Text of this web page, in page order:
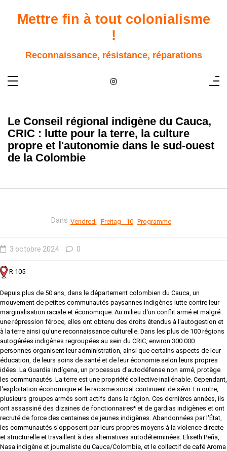
contenuMettre fin à tout colonialisme
!
Reconnaissance, résistance, réparations
Le Conseil régional indigène du Cauca,
CRIC : lutte pour la terre, la culture
propre et l'autonomie dans le sud-ouest
de la Colombie
Dans Vendredi Freitag - 10 Programme
3 octobre 2024 0
R 105
Depuis plus de 50 ans, dans le département colombien du Cauca, un
mouvement de petites communautés paysannes indigènes lutte contre leur
marginalisation raciale et économique. Au milieu d'un conflit armé et malgré
une répression féroce, elles ont obtenu des droits étendus à l'autogestion et
à la terre ainsi qu'une reconnaissance culturelle. Dans les plus de 100 régions
autogérées indigènes regroupées au sein du CRIC, environ 300.000
personnes organisent leur administration, ainsi que certains aspects de leur
éducation, de leurs soins de santé et de leur économie selon leurs propres
idées. La Guardia Indígena, un processus d'autodéfense non armé, protège
les communautés. La terre est une propriété collective inaliénable. Cependant,
l'exploitation économique et le racisme social continuent de sévir. En outre,
plusieurs groupes armés sont actifs dans la région. Ces dernières années, ils
ont assassiné des dizaines de fonctionnaires* et de gardias indigènes et ont
recruté de force des centaines de jeunes indigènes. Abandonnées par l'État,
les communautés s'opposent par leurs propres moyens à la violence directe
et structurelle et travaillent à des alternatives autodéterminées. Eliseth Peña,
Nasa indigène et journaliste du Cauca/Colombie, et le collectif de café Aroma